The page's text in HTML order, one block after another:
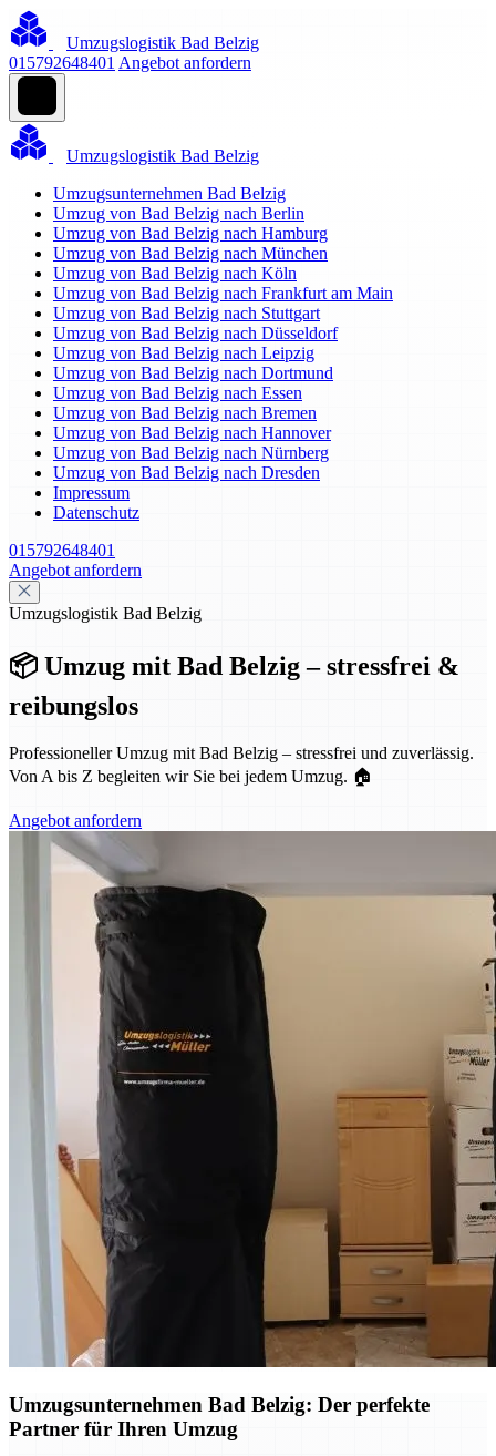
Umzugslogistik Bad Belzig
015792648401 Angebot anfordern
Umzugslogistik Bad Belzig
Umzugsunternehmen Bad Belzig
Umzug von Bad Belzig nach Berlin
Umzug von Bad Belzig nach Hamburg
Umzug von Bad Belzig nach München
Umzug von Bad Belzig nach Köln
Umzug von Bad Belzig nach Frankfurt am Main
Umzug von Bad Belzig nach Stuttgart
Umzug von Bad Belzig nach Düsseldorf
Umzug von Bad Belzig nach Leipzig
Umzug von Bad Belzig nach Dortmund
Umzug von Bad Belzig nach Essen
Umzug von Bad Belzig nach Bremen
Umzug von Bad Belzig nach Hannover
Umzug von Bad Belzig nach Nürnberg
Umzug von Bad Belzig nach Dresden
Impressum
Datenschutz
015792648401
Angebot anfordern
Umzugslogistik Bad Belzig
📦 Umzug mit Bad Belzig – stressfrei &
reibungslos
Professioneller Umzug mit Bad Belzig – stressfrei und zuverlässig.
Von A bis Z begleiten wir Sie bei jedem Umzug. 🏠
Angebot anfordern
Umzugsunternehmen Bad Belzig: Der perfekte
Partner für Ihren Umzug